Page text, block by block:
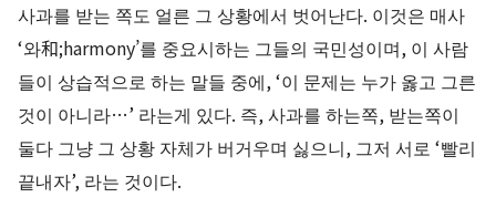
사과를 받는 쪽도 얼른 그 상황에서 벗어난다. 이것은 매사
‘와和;harmony’를 중요시하는 그들의 국민성이며, 이 사람
들이 상습적으로 하는 말들 중에, ‘이 문제는 누가 옳고 그른
것이 아니라…’ 라는게 있다. 즉, 사과를 하는쪽, 받는쪽이
둘다 그냥 그 상황 자체가 버거우며 싫으니, 그저 서로 ‘빨리
끝내자’, 라는 것이다.